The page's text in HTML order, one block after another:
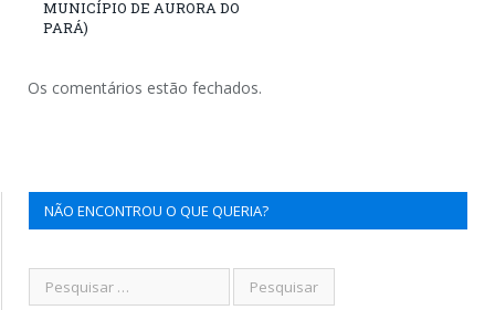
MUNICÍPIO DE AURORA DO
PARÁ)
Os comentários estão fechados.
NÃO ENCONTROU O QUE QUERIA?